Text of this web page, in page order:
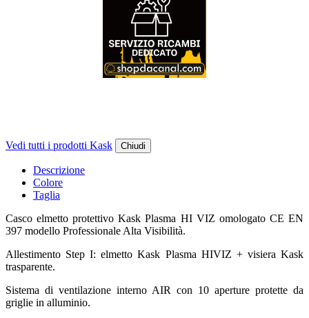
Vedi tutti i prodotti Kask Chiudi
Descrizione
Colore
Taglia
Casco elmetto protettivo Kask Plasma HI VIZ omologato CE EN
397 modello Professionale Alta Visibilità.
Allestimento Step I: elmetto Kask Plasma HIVIZ + visiera Kask
trasparente.
Sistema di ventilazione interno AIR con 10 aperture protette da
griglie in alluminio.